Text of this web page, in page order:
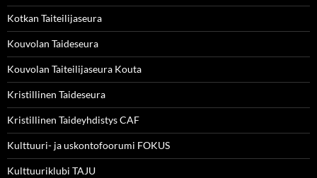
Kotkan Taiteilijaseura
Kouvolan Taideseura
Kouvolan Taiteilijaseura Kouta
Kristillinen Taideseura
Kristillinen Taideyhdistys CAF
Kulttuuri- ja uskontofoorumi FOKUS
Kulttuuriklubi TAJU